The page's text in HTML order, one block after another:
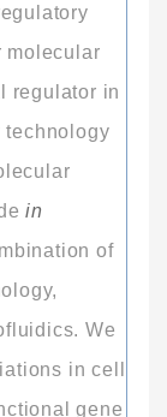
molecular
regulator in
technology
in
of
We
in cell
gene